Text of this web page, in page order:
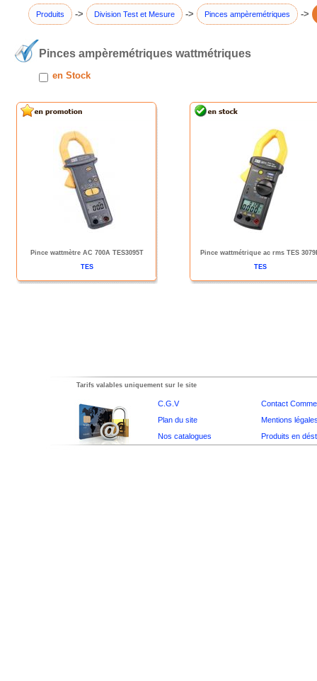
Produits -> Division Test et Mesure -> Pinces ampèremétriques ->
Pinces ampèremétriques wattmétriques
en Stock
Pince wattmètre AC 700A TES3095T
TES
Pince wattmétrique ac rms TES
TES
Tarifs valables uniquement sur le site
C.G.V
Contact
Plan du site
Mentions
Nos catalogues
Produits en